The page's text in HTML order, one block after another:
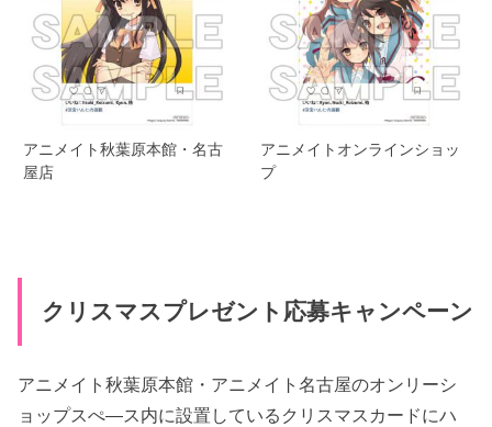
アニメイト秋葉原本館・名古
屋店
アニメイトオンラインショッ
プ
クリスマスプレゼント応募キャンペーン
アニメイト秋葉原本館・アニメイト名古屋のオンリーシ
ョップスぺ―ス内に設置しているクリスマスカードにハ